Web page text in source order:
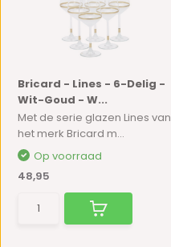
Bricard - Lines - 6-Delig -
Wit-Goud - W...
Met de serie glazen Lines van
het merk Bricard m...
Op voorraad
48,95